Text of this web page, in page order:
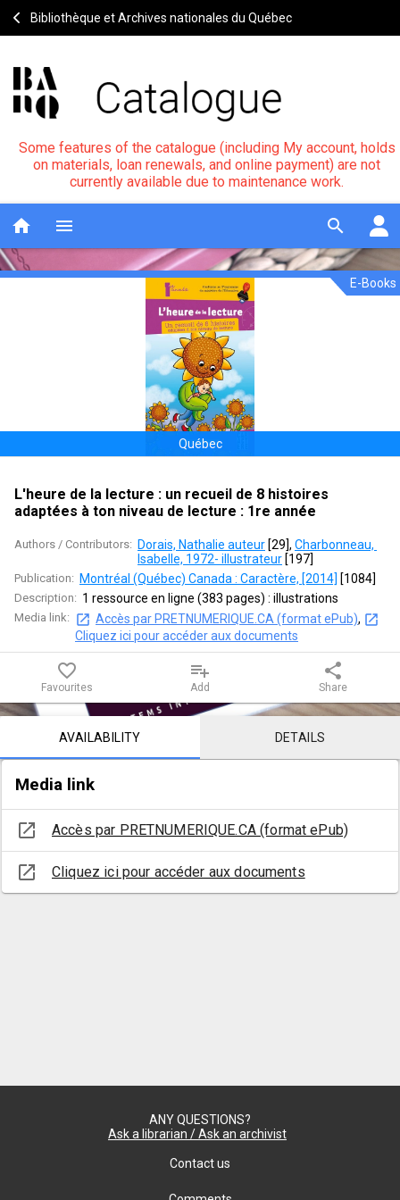
Bibliothèque et Archives nationales du Québec
Some features of the catalogue (including My account, holds
on materials, loan renewals, and online payment) are not
currently available due to maintenance work.
home menu search
:
un
recueil
de
histoires
adaptées
ton
niveau
de
lecture
1re
année
Québec
E-Books
L'heure de la lecture : un recueil de 8 histoires
adaptées à ton niveau de lecture : 1re année
Authors / Contributors: Dorais, Nathalie auteur [29], Charbonneau,
Isabelle, 1972- illustrateur [197]
Publication: Montréal (Québec) Canada : Caractère, [2014] [1084]
Description: 1 ressource en ligne (383 pages) : illustrations
Media link: Accès par PRETNUMERIQUE.CA (format ePub),
Cliquez ici pour accéder aux documents
favorite_border
Favourites
playlist_add
Add
share
Share
Notice content
AVAILABILITY DETAILS
Media link
open_in_new Accès par PRETNUMERIQUE.CA (format ePub)
open_in_new Cliquez ici pour accéder aux documents
ANY QUESTIONS?
Ask a librarian / Ask an archivist
Contact us